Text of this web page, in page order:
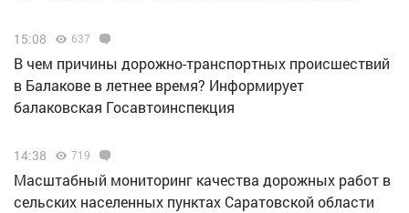
15:08 637
В чем причины дорожно-транспортных происшествий
в Балакове в летнее время? Информирует
балаковская Госавтоинспекция
14:38 719
Масштабный мониторинг качества дорожных работ в
сельских населенных пунктах Саратовской области